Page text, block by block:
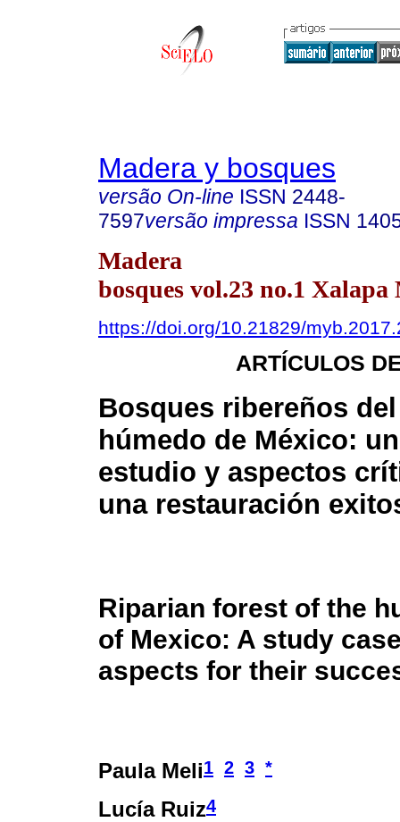
Madera y bosques
versão On-line ISSN 2448-
7597versão impressa ISSN
Madera
bosques vol.23 no.1 Xalapa
https://doi.org/10.21829/
ARTÍCULOS
Bosques ribereños
húmedo de México:
estudio y aspectos
una restauración
Riparian forest of the
of Mexico: A study
aspects for their
Paula Meli1 2 3 *
Lucía Ruiz4